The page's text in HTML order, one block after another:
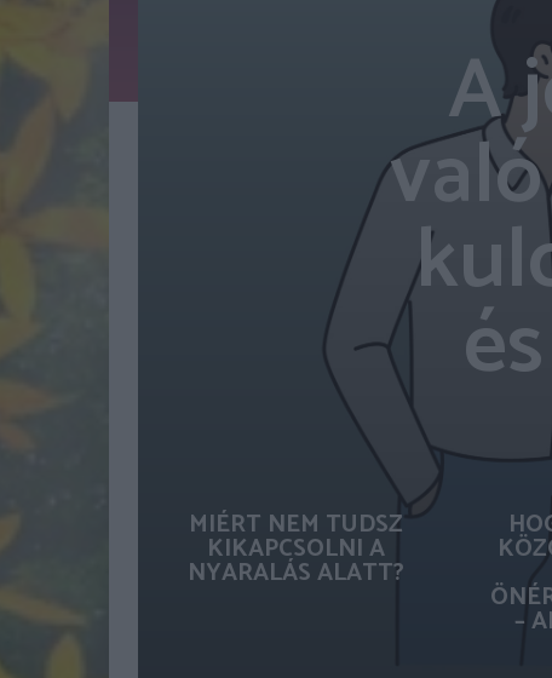
A
MIÉRT NEM TUDSZ
KIKAPCSOLNI A
NYARALÁS ALATT?
–